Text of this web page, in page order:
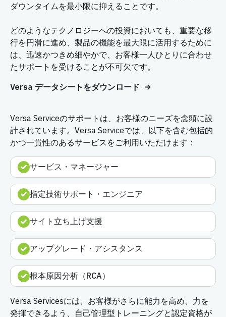
ダウンタイムを最小限に抑えることです。
どのようなテクノロジーへの投資においても、重要な移
行を円滑に進め、製品の機能を最大限に活用するために
は、迅速かつきめ細やかで、お客様一人ひとりに合わせ
たサポートを受けることが不可欠です。
Versa データシートをダウンロード
Versa Serviceのサポートは、お客様のニーズを念頭に設
計されています。Versa Serviceでは、以下を含む包括的
かつ一貫性のあるサービスをご利用いただけます：
サービス・マネージャー
指定技術サポート・エンジニア
サイト立ち上げ支援
アップグレード・アシスタンス
根本原因分析（RCA）
Versa Servicesには、お客様がさらに能力を高め、力を
発揮できるよう、自己管理型トレーニングと認定資格が